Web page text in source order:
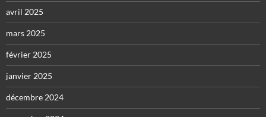
avril 2025
mars 2025
février 2025
janvier 2025
décembre 2024